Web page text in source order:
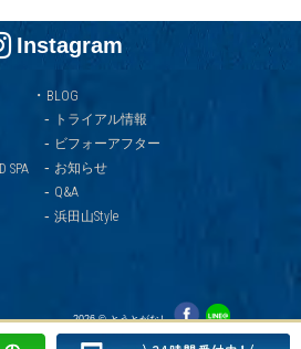
Instagram
SPA
・ BLOG
- トライアル情報
- ビフォーアフター
- お知らせ
- Q&A
- 浜田山Style
2026 © とうとがなし